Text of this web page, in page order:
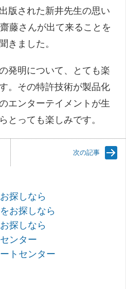
版された新井先生の思い
藤さんが出て来ることを
きました。
発明について、とても楽
。その特許技術が製品化
エンターテイメントが生
とっても楽しみです。
次の記事
探しなら
お探しなら
探しなら
ンター
トセンター